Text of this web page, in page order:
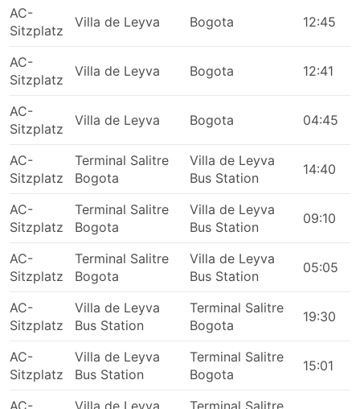
AC-
Sitzplatz
Villa de Leyva Bogota 12:45
AC-
Sitzplatz
Villa de Leyva Bogota 12:41
AC-
Sitzplatz
Villa de Leyva Bogota 04:45
AC-
Sitzplatz
Terminal Salitre
Bogota
Villa de Leyva
Bus Station
14:40
AC-
Sitzplatz
Terminal Salitre
Bogota
Villa de Leyva
Bus Station
09:10
AC-
Sitzplatz
Terminal Salitre
Bogota
Villa de Leyva
Bus Station
05:05
AC-
Sitzplatz
Villa de Leyva
Bus Station
Terminal Salitre
Bogota
19:30
AC-
Sitzplatz
Villa de Leyva
Bus Station
Terminal Salitre
Bogota
15:01
AC- Villa de Leyva Terminal Salitre